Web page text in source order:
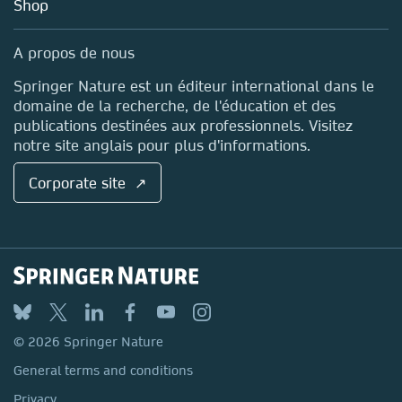
Sales and account contacts
Media Centre
Locations & Contact
Shop
A propos de nous
Springer Nature est un éditeur international dans le
domaine de la recherche, de l'éducation et des
publications destinées aux professionnels. Visitez
notre site anglais pour plus d'informations.
Corporate site ↗
© 2026 Springer Nature
General terms and conditions